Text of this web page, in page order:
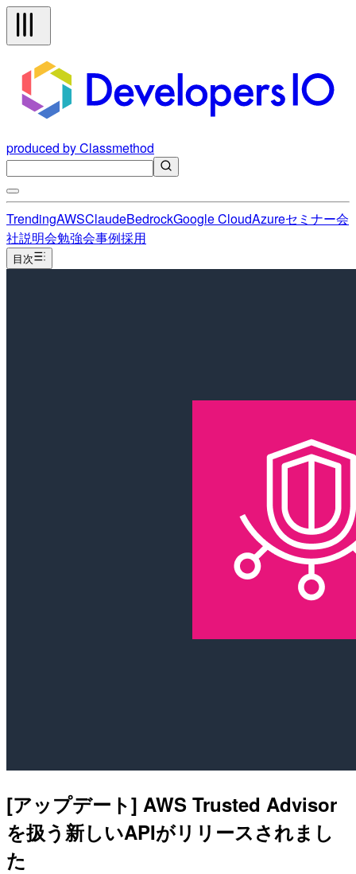
produced by Classmethod
TrendingAWSClaudeBedrockGoogle CloudAzureセミナー会
社説明会勉強会事例採用
目次
[アップデート] AWS Trusted Advisor
を扱う新しいAPIがリリースされまし
た